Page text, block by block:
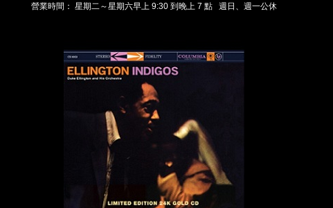
營業時間： 星期二～星期六早上 9:30 到晚上 7 點 週日、週一公休